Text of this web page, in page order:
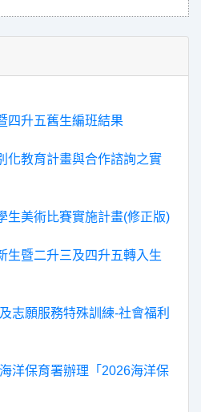
四升五舊生編班結果
化教育計畫與合作諮詢之實
生美術比賽實施計畫(修正版)
生暨二升三及四升五轉入生
志願服務特殊訓練-社會福利
洋保育署辦理「2026海洋保